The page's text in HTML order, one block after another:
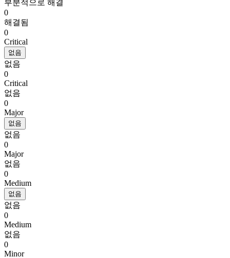
부분적으로 해결
0
해결됨
0
Critical
없음
없음
0
Critical
없음
0
Major
없음
없음
0
Major
없음
0
Medium
없음
없음
0
Medium
없음
0
Minor